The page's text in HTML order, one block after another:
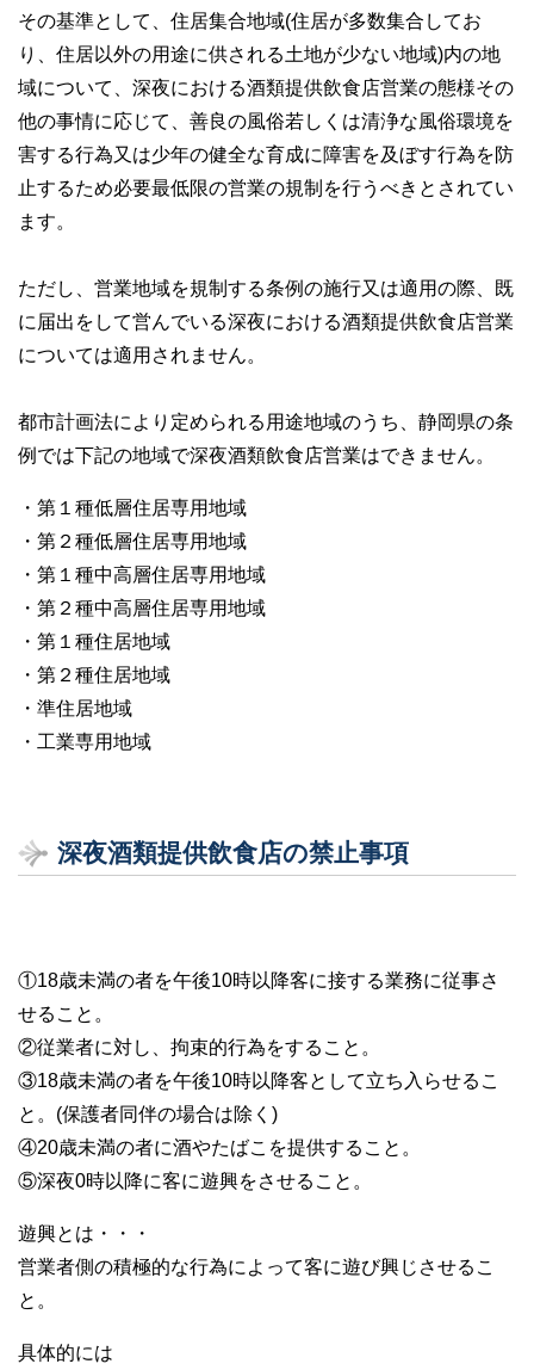
その基準として、住居集合地域(住居が多数集合してお
り、住居以外の用途に供される土地が少ない地域)内の地
域について、深夜における酒類提供飲食店営業の態様その
他の事情に応じて、善良の風俗若しくは清浄な風俗環境を
害する行為又は少年の健全な育成に障害を及ぼす行為を防
止するため必要最低限の営業の規制を行うべきとされてい
ます。
ただし、営業地域を規制する条例の施行又は適用の際、既
に届出をして営んでいる深夜における酒類提供飲食店営業
については適用されません。
都市計画法により定められる用途地域のうち、静岡県の条
例では下記の地域で深夜酒類飲食店営業はできません。
・第１種低層住居専用地域
・第２種低層住居専用地域
・第１種中高層住居専用地域
・第２種中高層住居専用地域
・第１種住居地域
・第２種住居地域
・準住居地域
・工業専用地域
深夜酒類提供飲食店の禁止事項
①18歳未満の者を午後10時以降客に接する業務に従事さ
せること。
②従業者に対し、拘束的行為をすること。
③18歳未満の者を午後10時以降客として立ち入らせるこ
と。(保護者同伴の場合は除く)
④20歳未満の者に酒やたばこを提供すること。
⑤深夜0時以降に客に遊興をさせること。
遊興とは・・・
営業者側の積極的な行為によって客に遊び興じさせるこ
と。
具体的には